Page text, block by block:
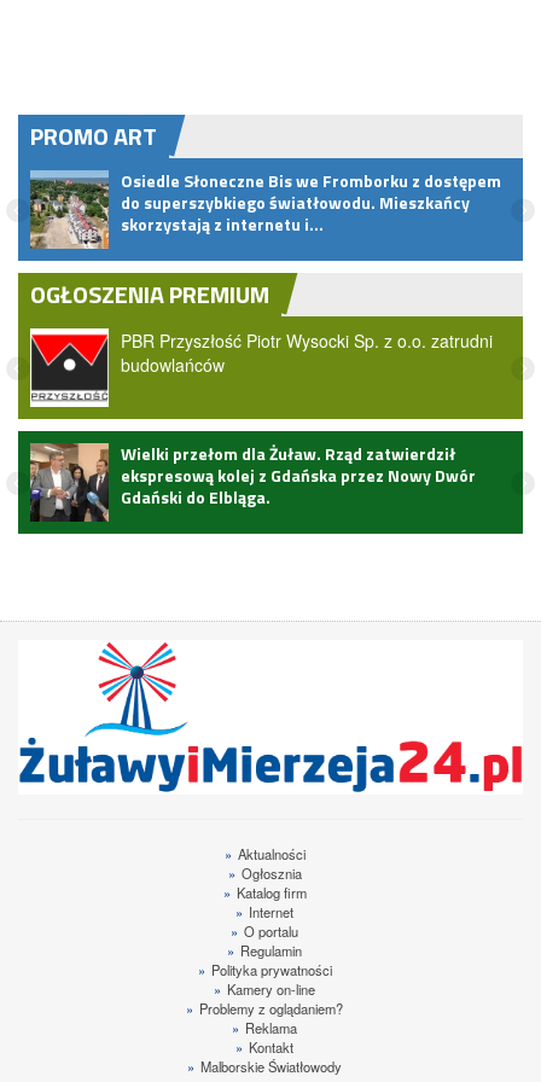
PROMO ART
Osiedle Słoneczne Bis we Fromborku z dostępem
do superszybkiego światłowodu. Mieszkańcy
skorzystają z internetu i…
OGŁOSZENIA PREMIUM
PBR Przyszłość Piotr Wysocki Sp. z o.o. zatrudni
budowlańców
Wielki przełom dla Żuław. Rząd zatwierdził
ekspresową kolej z Gdańska przez Nowy Dwór
Gdański do Elbląga.
» Aktualności
» Ogłosznia
» Katalog firm
» Internet
» O portalu
» Regulamin
» Polityka prywatności
» Kamery on-line
» Problemy z oglądaniem?
» Reklama
» Kontakt
» Malborskie Światłowody